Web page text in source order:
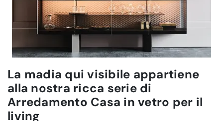
La madia qui visibile appartiene
alla nostra ricca serie di
Arredamento Casa in vetro per il
living